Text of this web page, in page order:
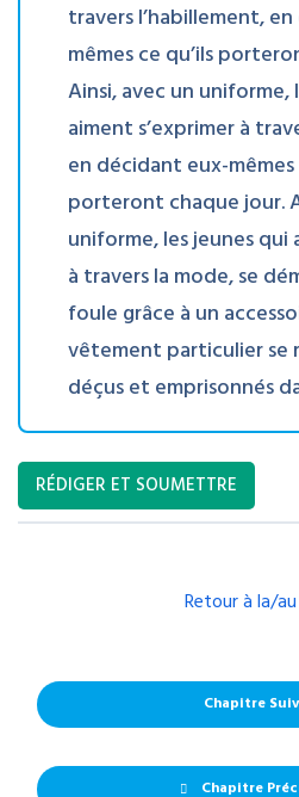
travers l’habillement,
mêmes ce qu’ils
Ainsi, avec un uniforme,
aiment s’exprimer à
en décidant eux-mêmes
porteront chaque jour.
uniforme, les jeunes qui
à travers la mode, se
foule grâce à un
vêtement particulier
déçus et emprisonnés
RÉDIGER ET SOUMETTRE
Chapitre
Retour à la/
Chapitre